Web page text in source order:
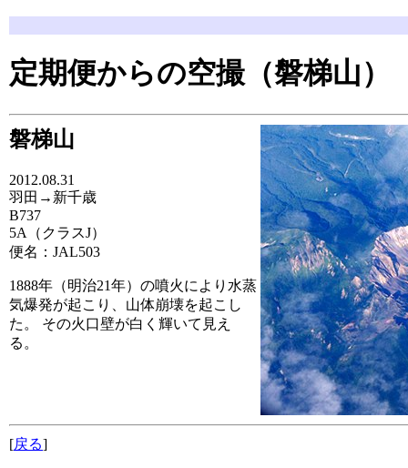
定期便からの空撮（磐梯山）
磐梯山
2012.08.31
羽田→新千歳
B737
5A（クラスJ）
便名：JAL503
1888年（明治21年）の噴火により水蒸
気爆発が起こり、山体崩壊を起こし
た。 その火口壁が白く輝いて見え
る。
[戻る]